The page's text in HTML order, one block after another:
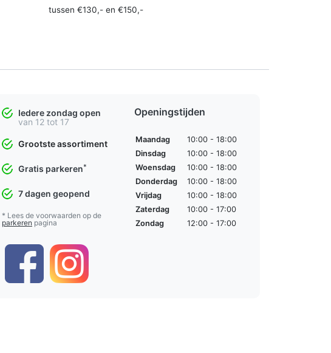
tussen €130,- en €150,-
Iedere zondag open
van 12 tot 17
Grootste assortiment
Gratis parkeren*
7 dagen geopend
* Lees de voorwaarden op de
parkeren pagina
Openingstijden
Maandag
10:00 - 18:00
Dinsdag
10:00 - 18:00
Woensdag
10:00 - 18:00
Donderdag
10:00 - 18:00
Vrijdag
10:00 - 18:00
Zaterdag
10:00 - 17:00
Zondag
12:00 - 17:00